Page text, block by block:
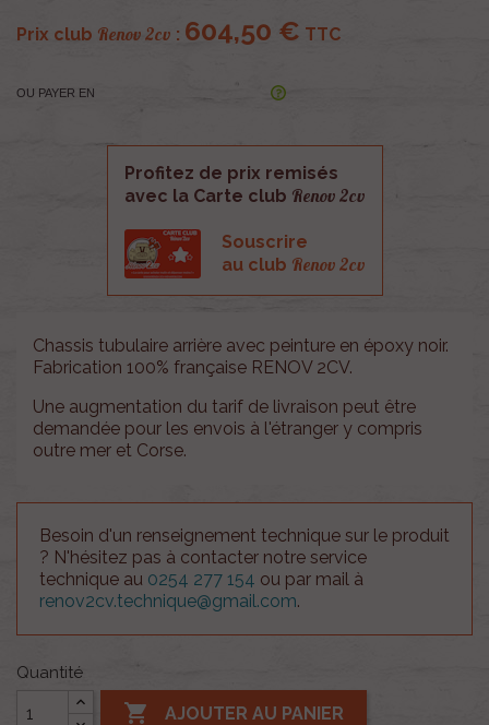
Prix club Renov 2cv : 604,50 € TTC
OU PAYER EN
Profitez de prix remisés
avec la Carte club Renov 2cv
Souscrire
au club Renov 2cv
Chassis tubulaire arrière avec peinture en époxy noir.
Fabrication 100% française RENOV 2CV.
Une augmentation du tarif de livraison peut être
demandée pour les envois à l'étranger y compris
outre mer et Corse.
Besoin d'un renseignement technique sur le produit
? N'hésitez pas à contacter notre service
technique au 0254 277 154 ou par mail à
renov2cv.technique@gmail.com.
Quantité
 AJOUTER AU PANIER